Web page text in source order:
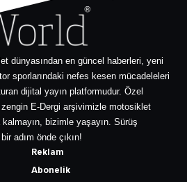
dünyasından en güncel haberleri, yeni
sporlarındaki nefes kesen mücadeleleri
dijital yayın platformudur. Özel
E-Dergi arşivimizle motosiklet
bizimle yaşayın. Sürüş
adım önde çıkın!
Reklam
Abonelik